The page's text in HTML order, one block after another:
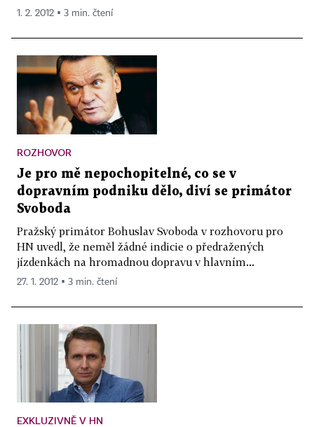
1. 2. 2012 ▪ 3 min. čtení
ROZHOVOR
Je pro mě nepochopitelné, co se v
dopravním podniku dělo, diví se primátor
Svoboda
Pražský primátor Bohuslav Svoboda v rozhovoru pro
HN uvedl, že neměl žádné indicie o předražených
jízdenkách na hromadnou dopravu v hlavním...
27. 1. 2012 ▪ 3 min. čtení
EXKLUZIVNĚ V HN